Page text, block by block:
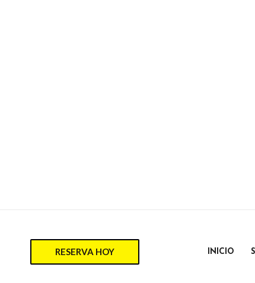
RESERVA HOY INICIO